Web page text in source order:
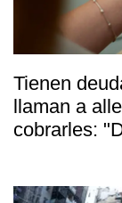
Tienen
llaman a
cobrarles: